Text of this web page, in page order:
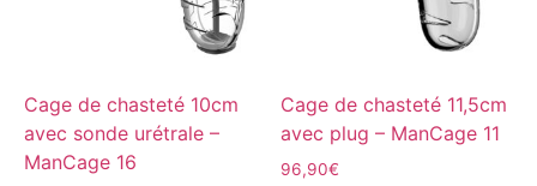
Cage de chasteté 10cm
avec sonde urétrale –
ManCage 16
Cage de chasteté 11,5cm
avec plug – ManCage 11
96,90€